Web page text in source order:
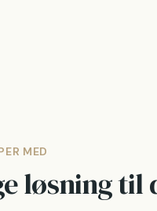
MED
løsning til